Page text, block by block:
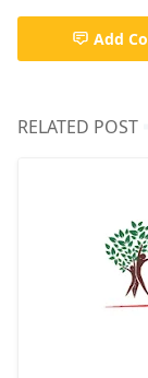
Add
RELATED POST